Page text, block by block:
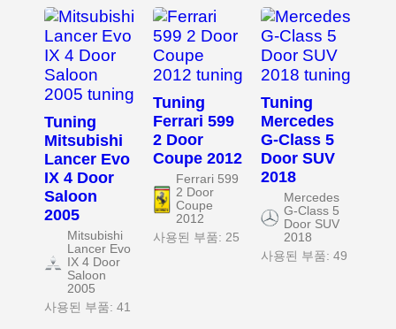
Tuning
Mitsubishi
Lancer Evo
IX 4 Door
Saloon
2005
Mitsubishi
Lancer Evo
IX 4 Door
Saloon
2005
사용된 부품: 41
Tuning
Ferrari 599
2 Door
Coupe 2012
Ferrari 599
2 Door
Coupe
2012
사용된 부품: 25
Tuning
Mercedes
G-Class 5
Door SUV
2018
Mercedes
G-Class 5
Door SUV
2018
사용된 부품: 49